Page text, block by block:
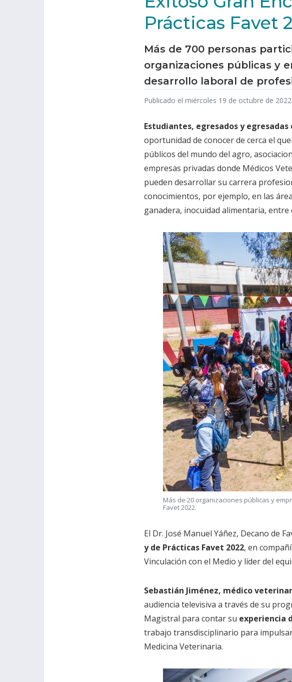
Prácticas Favet
Más de 700 personas
organizaciones públicas y
desarrollo laboral de
Publicado el miércoles 19 de octubre de 2022
Estudiantes, egresados y egresadas
oportunidad de conocer de cerca el
públicos del mundo del agro,
empresas privadas donde Médicos
pueden desarrollar su carrera
conocimientos, por ejemplo, en las
ganadera, inocuidad alimentaria, entre
Más de 20 organizaciones públicas y
Favet 2022.
El Dr. José Manuel Yáñez, Decano de
y de Prácticas Favet 2022, en
Vinculación con el Medio y líder del
Sebastián Jiménez, médico
audiencia televisiva a través de su
Magistral para contar su experiencia
trabajo transdisciplinario para
Medicina Veterinaria.